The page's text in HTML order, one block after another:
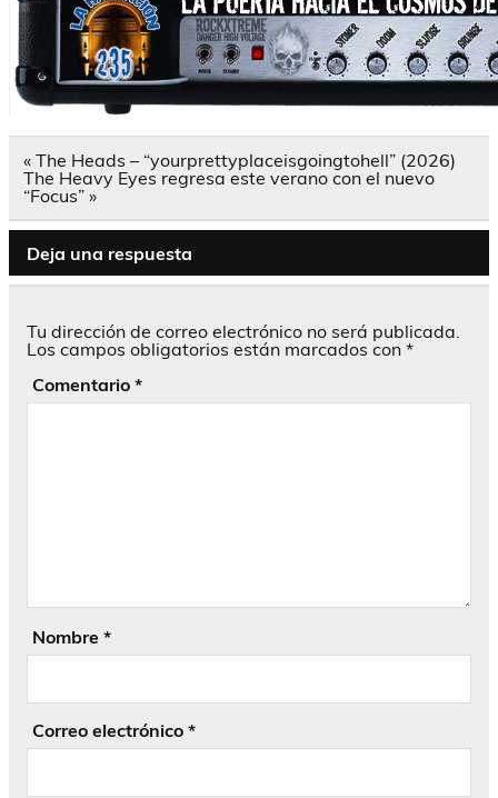
Navegación
de
entradas
« The Heads – “yourprettyplaceisgoingtohell” (2026)
The Heavy Eyes regresa este verano con el nuevo
“Focus” »
Deja una respuesta
Tu dirección de correo electrónico no será publicada.
Los campos obligatorios están marcados con *
Comentario *
Nombre *
Correo electrónico *